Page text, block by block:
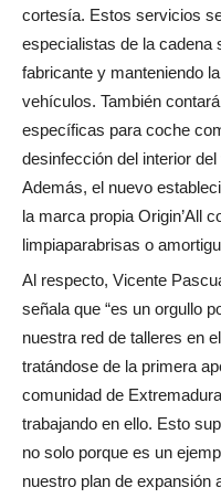
cortesía. Estos servicios
especialistas de la cadena
fabricante y manteniendo
vehículos. También
específicas para coche
desinfección del interior
Además, el nuevo
la marca propia Origin’All
limpiaparabrisas o
Al respecto, Vicente
señala que “es un orgullo
nuestra red de talleres en
tratándose de la primera
comunidad de
trabajando en ello. Esto
no solo porque es un
nuestro plan de expansión